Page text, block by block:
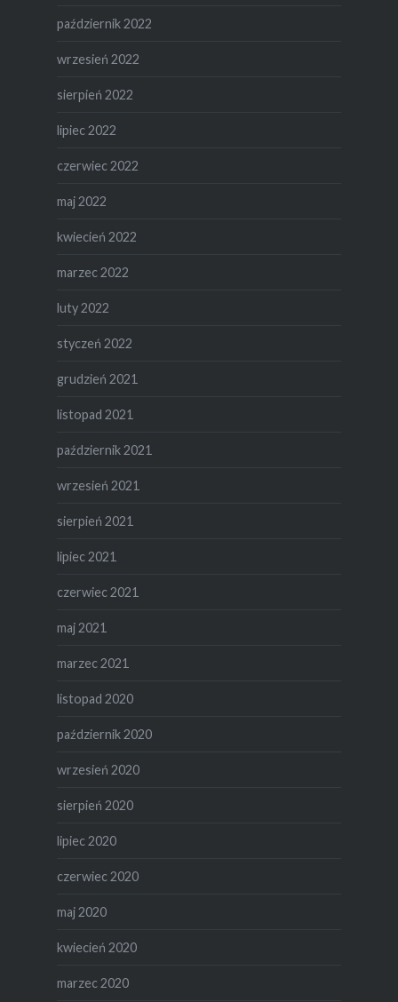
październik 2022
wrzesień 2022
sierpień 2022
lipiec 2022
czerwiec 2022
maj 2022
kwiecień 2022
marzec 2022
luty 2022
styczeń 2022
grudzień 2021
listopad 2021
październik 2021
wrzesień 2021
sierpień 2021
lipiec 2021
czerwiec 2021
maj 2021
marzec 2021
listopad 2020
październik 2020
wrzesień 2020
sierpień 2020
lipiec 2020
czerwiec 2020
maj 2020
kwiecień 2020
marzec 2020